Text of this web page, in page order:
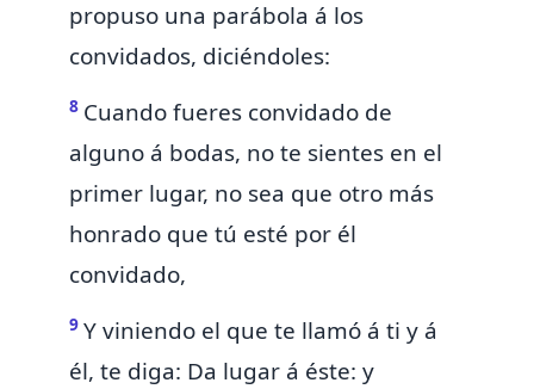
propuso una parábola á los
convidados, diciéndoles:
8 Cuando fueres convidado de
alguno á bodas, no te sientes en el
primer lugar, no sea que otro más
honrado que tú esté por él
convidado,
9 Y viniendo el que te llamó á ti y á
él, te diga: Da lugar á éste: y